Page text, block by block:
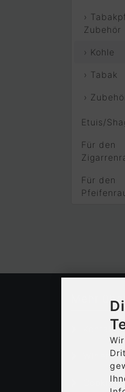
›
Zubehör
› Kohle
› Tabak
›
Etuis/
Für den
Für den
Mehr
Kontakt
Cookie